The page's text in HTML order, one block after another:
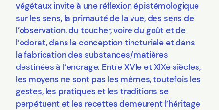
végétaux invite à une réflexion épistémologique
sur les sens, la primauté de la vue, des sens de
l’observation, du toucher, voire du goût et de
l’odorat, dans la conception tincturiale et dans
la fabrication des substances/matières
destinées à l’encrage. Entre XVIe et XIXe siècles,
les moyens ne sont pas les mêmes, toutefois les
gestes, les pratiques et les traditions se
perpétuent et les recettes demeurent l’héritage